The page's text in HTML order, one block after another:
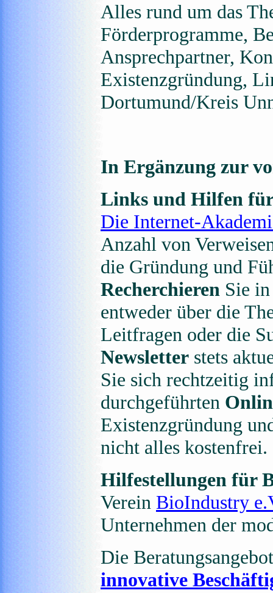
Alles rund um das
Förderprogramme,
Ansprechpartner,
Existenzgründung,
Dortumund/Kreis
In Ergänzung zur
Links und Hilfen
Die Internet-
Anzahl von
die Gründung und
Recherchieren Sie
entweder über die
Leitfragen oder die
Newsletter stets
Sie sich rechtzeitig
durchgeführten
Existenzgründung
nicht alles kostenfrei.
Hilfestellungen für
Verein BioIndustry
Unternehmen der
Die
innovative